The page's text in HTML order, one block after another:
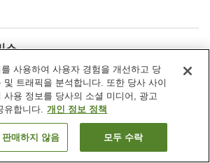
스
식사 구역
온수 (24시간 이용 가능)
객실 보기
사용하여 사용자 경험을 개선하고 당
및 트래픽을 분석합니다. 또한 당사 사이
사용 정보를 당사의 소셜 미디어, 광고
유합니다. 개인 정보 정책
매하지 않음 모두 수락